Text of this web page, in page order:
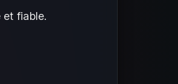
et fiable.